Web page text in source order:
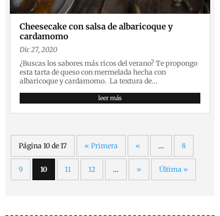
Cheesecake con salsa de albaricoque y
cardamomo
Dic 27, 2020
¿Buscas los sabores más ricos del verano? Te propongo
esta tarta de queso con mermelada hecha con
albaricoque y cardamomo. La textura de...
leer más
Página 10 de 17 « Primera « ... 8
9 10 11 12 ... » Última »